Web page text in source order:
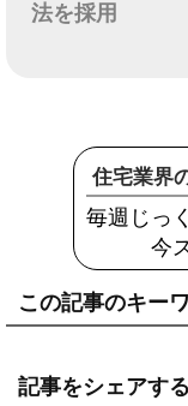
法を採用
住宅業界
毎週じっ
今
この記事のキー
記事をシェアする